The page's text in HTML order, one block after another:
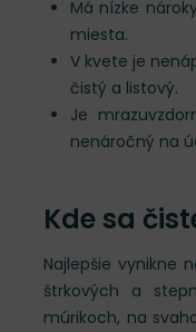
Má nízke
miesta.
V kvete je
čistý a listový.
Je
nenáročný na
Kde sa
Najlepšie vynikne
štrkových a
múrikoch, na